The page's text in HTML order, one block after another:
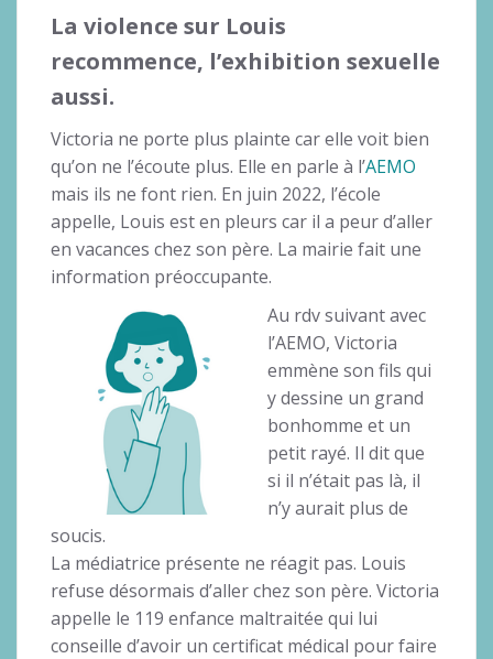
La violence sur Louis
recommence, l’exhibition sexuelle
aussi.
Victoria ne porte plus plainte car elle voit bien
qu’on ne l’écoute plus. Elle en parle à l’AEMO
mais ils ne font rien. En juin 2022, l’école
appelle, Louis est en pleurs car il a peur d’aller
en vacances chez son père. La mairie fait une
information préoccupante.
Au rdv suivant avec
l’AEMO, Victoria
emmène son fils qui
y dessine un grand
bonhomme et un
petit rayé. Il dit que
si il n’était pas là, il
n’y aurait plus de
soucis.
La médiatrice présente ne réagit pas. Louis
refuse désormais d’aller chez son père. Victoria
appelle le 119 enfance maltraitée qui lui
conseille d’avoir un certificat médical pour faire